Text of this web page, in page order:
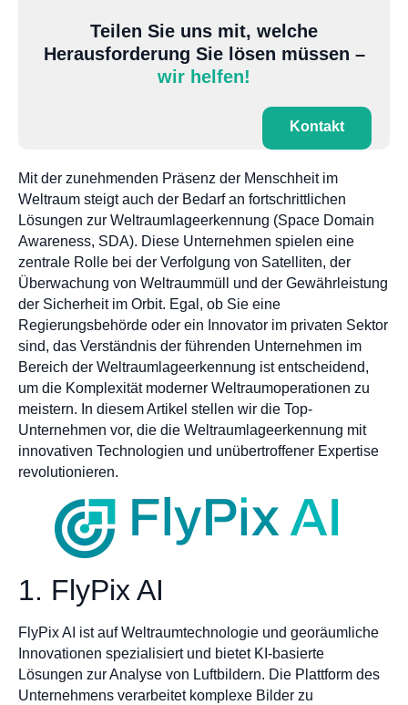
Teilen Sie uns mit, welche
Herausforderung Sie lösen müssen –
wir helfen!
Kontakt
Mit der zunehmenden Präsenz der Menschheit im
Weltraum steigt auch der Bedarf an fortschrittlichen
Lösungen zur Weltraumlageerkennung (Space Domain
Awareness, SDA). Diese Unternehmen spielen eine
zentrale Rolle bei der Verfolgung von Satelliten, der
Überwachung von Weltraummüll und der Gewährleistung
der Sicherheit im Orbit. Egal, ob Sie eine
Regierungsbehörde oder ein Innovator im privaten Sektor
sind, das Verständnis der führenden Unternehmen im
Bereich der Weltraumlageerkennung ist entscheidend,
um die Komplexität moderner Weltraumoperationen zu
meistern. In diesem Artikel stellen wir die Top-
Unternehmen vor, die die Weltraumlageerkennung mit
innovativen Technologien und unübertroffener Expertise
revolutionieren.
1. FlyPix AI
FlyPix AI ist auf Weltraumtechnologie und georäumliche
Innovationen spezialisiert und bietet KI-basierte
Lösungen zur Analyse von Luftbildern. Die Plattform des
Unternehmens verarbeitet komplexe Bilder zu